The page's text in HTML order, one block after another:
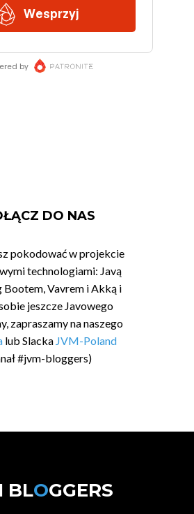
DO NAS
pokodować w projekcie
technologiami: Javą
Bootem, Vavrem i Akką i
jeszcze Javowego
zapraszamy na naszego
lub Slacka JVM-Poland
#jvm-bloggers)
BLOGGERS